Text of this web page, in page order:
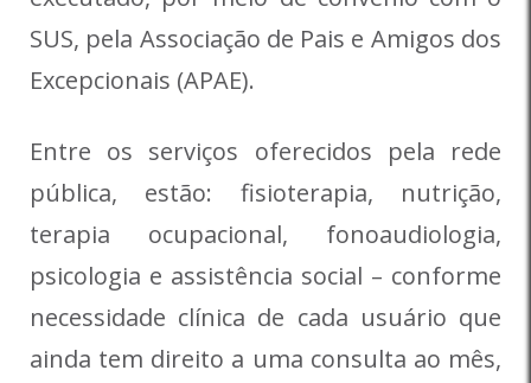
SUS, pela Associação de Pais e Amigos dos
Excepcionais (APAE).
Entre os serviços oferecidos pela rede
pública, estão: fisioterapia, nutrição,
terapia ocupacional, fonoaudiologia,
psicologia e assistência social – conforme
necessidade clínica de cada usuário que
ainda tem direito a uma consulta ao mês,